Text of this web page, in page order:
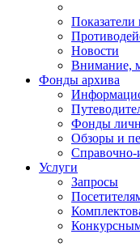
Показатели
Новости
Внимание,
Фонды архива
Фонды
Обзоры и
Услуги
Запросы